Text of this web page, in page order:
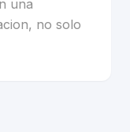
una
no solo